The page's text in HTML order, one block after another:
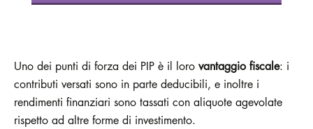
Uno dei punti di forza dei PIP è il loro vantaggio fiscale: i
contributi versati sono in parte deducibili, e inoltre i
rendimenti finanziari sono tassati con aliquote agevolate
rispetto ad altre forme di investimento.